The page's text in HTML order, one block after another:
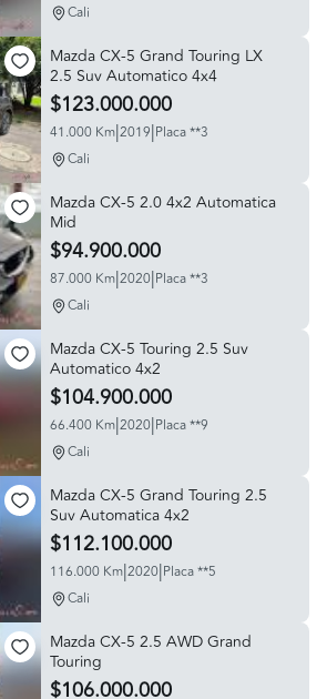
Cali
Mazda CX-5 Grand Touring LX
2.5 Suv Automatico 4x4
$123.000.000
41.000 Km|2019|Placa **3
Cali
Mazda CX-5 2.0 4x2 Automatica
Mid
$94.900.000
87.000 Km|2020|Placa **3
Cali
Mazda CX-5 Touring 2.5 Suv
Automatico 4x2
$104.900.000
66.400 Km|2020|Placa **9
Cali
Mazda CX-5 Grand Touring 2.5
Suv Automatica 4x2
$112.100.000
116.000 Km|2020|Placa **5
Cali
Mazda CX-5 2.5 AWD Grand
Touring
$106.000.000